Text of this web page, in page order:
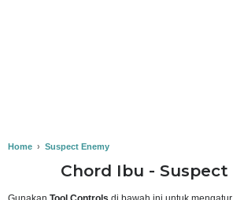
Home › Suspect Enemy
Chord Ibu -